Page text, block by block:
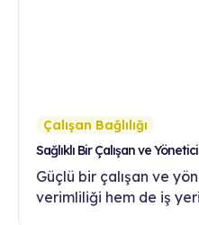
Çalışan Bağlılığı
Sağlıklı Bir Çalışan ve
Güçlü bir çalışan ve
verimliliği hem de iş